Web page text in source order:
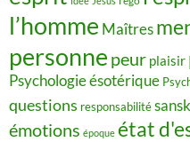
l’homme Maîtres
personne peur plaisir
Psychologie ésotérique
questions responsabilité
émotions époque état